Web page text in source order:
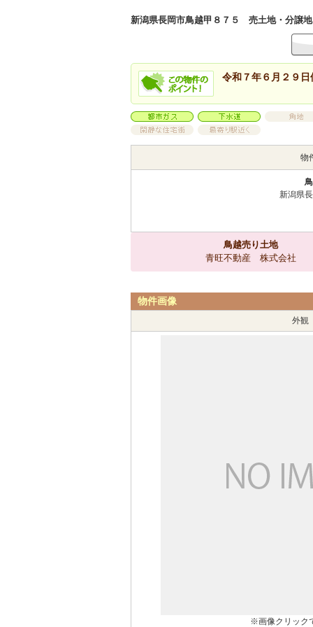
新潟県長岡市鳥越甲８７５ 売土地・分譲
令和７年６月２９
物
新潟県
鳥越売り土地
青旺不動産 株式会社
物件画像
外観
※画像クリック